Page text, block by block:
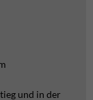
und in der